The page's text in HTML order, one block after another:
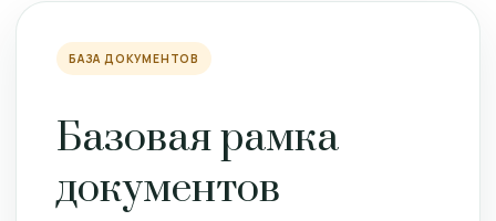
БАЗА ДОКУМЕНТОВ
Базовая рамка
документов